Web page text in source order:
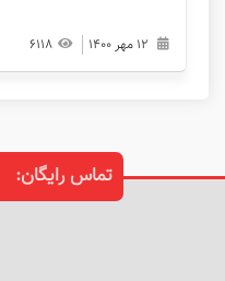
۶۱۱۸
تماس رایگان: